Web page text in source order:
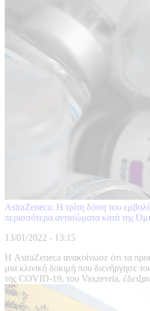
AstraΖeneca: Η τρίτη δόση του
περισσότερα αντισώματα κατά της
13/01/2022 - 13:15
Η AstraZeneca ανακοίνωσε ότι τα
μια κλινική δοκιμή που διενήργησε
της COVID-19, του Vaxzevria, έδειξαν